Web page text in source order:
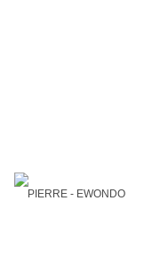
PIERRE - EWONDO